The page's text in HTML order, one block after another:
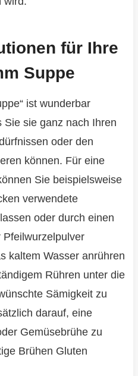
für Ihre
Suppe
ist wunderbar
sie ganz nach Ihren
oder den
können. Für eine
Sie beispielsweise
verwendete
oder durch einen
kaltem Wasser anrühren
Rühren unter die
Sämigkeit zu
darauf, eine
Gemüsebrühe zu
Brühen Gluten